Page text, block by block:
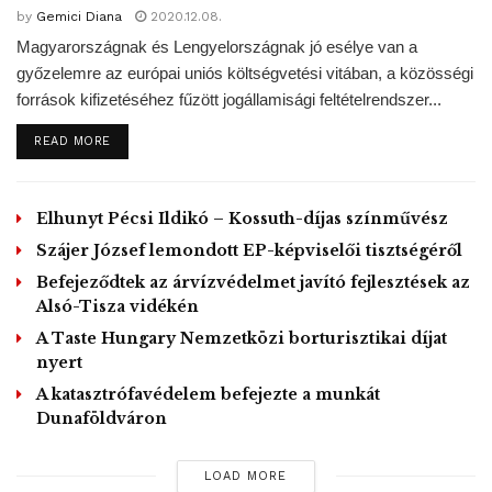
A két független jelöltre, Hajnal Jánosra a szavazók 0,76
százaléka adta le voksát (325 szavazat), míg Kirchfeld
Máriára a voksok 0,6 százaléka (257 szavazat) jutott.
A névjegyzékben 101 629-en szerepeltek, közülük 42
943-an szavaztak, a részvételi arány így 42,25 százalékos
választás kiírására, mert a tavaly október 13-án
megválasztott Borkai Zsolt lemondott tisztségéről.
MTI– fénykép forrása: fidesz.hu
Tags: Dézsi Csaba András Győr időközi
önkormányzati választás
by Gemici Diana 2020.12.08.
Magyarországnak és Lengyelországnak jó esélye van a
győzelemre az európai uniós költségvetési vitában, a közösségi
források kifizetéséhez fűzött jogállamisági feltételrendszer...
READ MOREDETAILS
Elhunyt Pécsi Ildikó – Kossuth-díjas színművész
Szájer József lemondott EP-képviselői tisztségéről
Befejeződtek az árvízvédelmet javító fejlesztések az
Alsó-Tisza vidékén
A Taste Hungary Nemzetközi borturisztikai díjat
nyert
A katasztrófavédelem befejezte a munkát
Dunaföldváron
LOAD MORE